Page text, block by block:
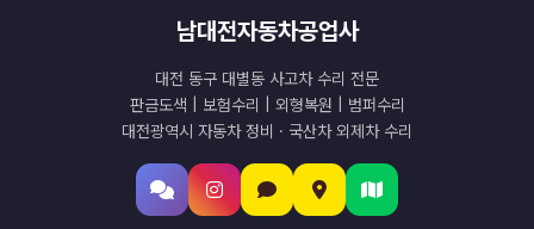
남대전자동차공업사
대전 동구 대별동 사고차 수리 전문
판금도색 | 보험수리 | 외형복원 | 범퍼수리
대전광역시 자동차 정비 · 국산차 외제차 수리